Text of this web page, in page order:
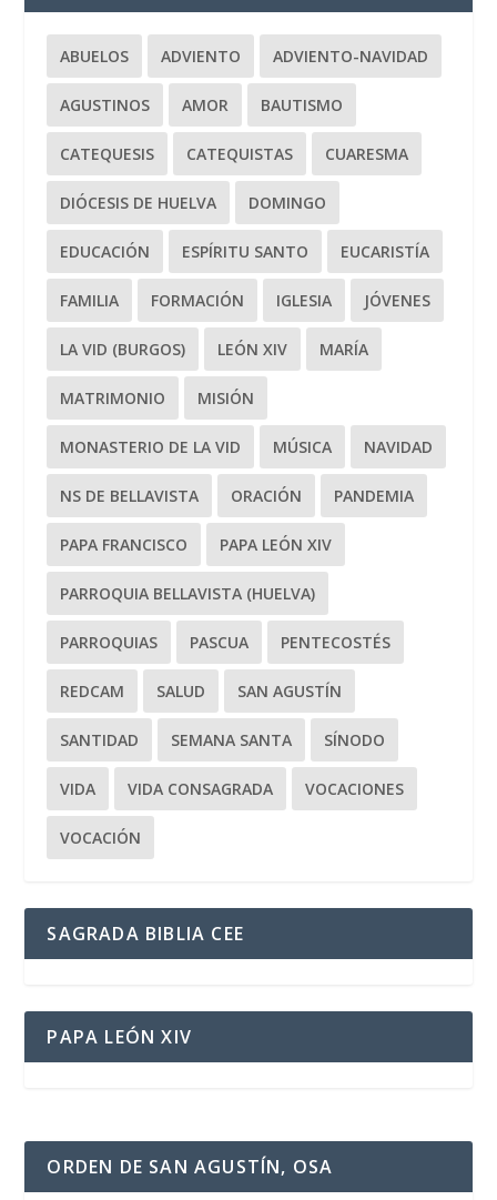
ABUELOS ADVIENTO ADVIENTO-NAVIDAD
AGUSTINOS AMOR BAUTISMO
CATEQUESIS CATEQUISTAS CUARESMA
DIÓCESIS DE HUELVA DOMINGO
EDUCACIÓN ESPÍRITU SANTO EUCARISTÍA
FAMILIA FORMACIÓN IGLESIA JÓVENES
LA VID (BURGOS) LEÓN XIV MARÍA
MATRIMONIO MISIÓN
MONASTERIO DE LA VID MÚSICA NAVIDAD
NS DE BELLAVISTA ORACIÓN PANDEMIA
PAPA FRANCISCO PAPA LEÓN XIV
PARROQUIA BELLAVISTA (HUELVA)
PARROQUIAS PASCUA PENTECOSTÉS
REDCAM SALUD SAN AGUSTÍN
SANTIDAD SEMANA SANTA SÍNODO
VIDA VIDA CONSAGRADA VOCACIONES
VOCACIÓN
SAGRADA BIBLIA CEE
PAPA LEÓN XIV
ORDEN DE SAN AGUSTÍN, OSA